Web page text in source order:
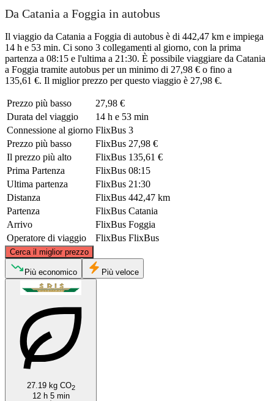
Da Catania a Foggia in autobus
Il viaggio da Catania a Foggia di autobus è di 442,47 km e impiega
14 h e 53 min. Ci sono 3 collegamenti al giorno, con la prima
partenza a 08:15 e l'ultima a 21:30. È possibile viaggiare da Catania
a Foggia tramite autobus per un minimo di 27,98 € o fino a
135,61 €. Il miglior prezzo per questo viaggio è 27,98 €.
Prezzo più basso
27,98 €
Durata del viaggio
14 h e 53 min
Connessione al giorno FlixBus 3
Prezzo più basso
FlixBus 27,98 €
Il prezzo più alto
FlixBus 135,61 €
Prima Partenza
FlixBus 08:15
Ultima partenza
FlixBus 21:30
Distanza
FlixBus 442,47 km
Partenza
FlixBus Catania
Arrivo
FlixBus Foggia
Operatore di viaggio
FlixBus FlixBus
Cerca il miglior prezzo
©CARTO
Più economico Più veloce
27.19 kg CO2
12 h 5 min